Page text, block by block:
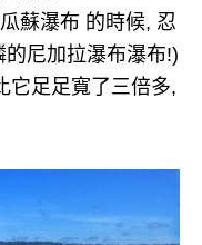
蘇瀑布 的時候, 忍
的尼加拉瀑布瀑布!)
它足足寬了三倍多,